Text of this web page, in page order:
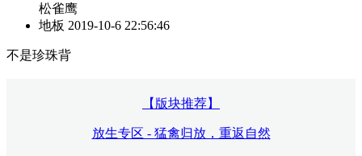
松雀鹰
地板 2019-10-6 22:56:46
不是珍珠背
【版块推荐】
放生专区 - 猛禽归放，重返自然